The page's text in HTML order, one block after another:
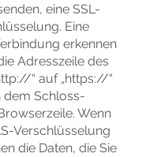
eine SSL-
Eine
erkennen
Adresszeile des
“ auf „https://“
dem Schloss-
Wenn
Verschlüsselung
die Daten, die Sie